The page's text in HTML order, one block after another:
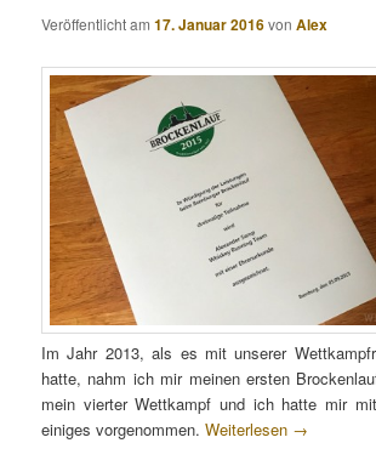
Veröffentlicht am17. Januar 2016vonAlex
Im Jahr 2013, als es mit unserer
hatte, nahm ich mir meinen ersten
mein vierter Wettkampf und ich hatte mir
einiges vorgenommen.Weiterlesen →